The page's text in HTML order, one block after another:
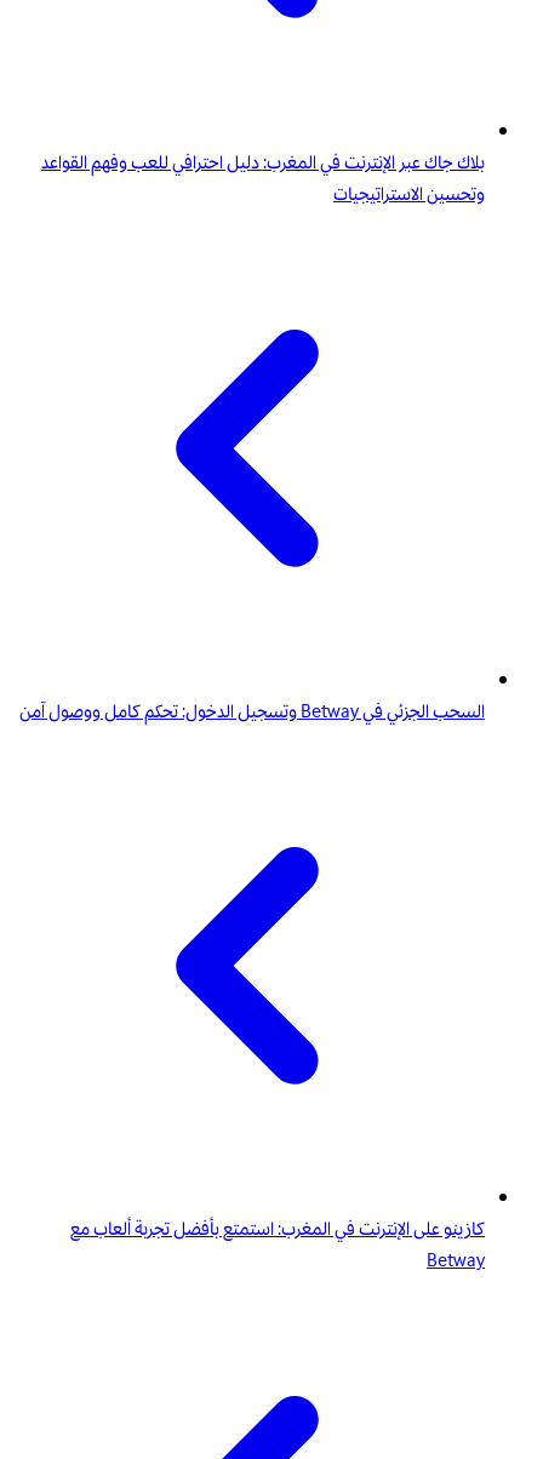
بلاك جاك عبر الإنترنت في المغرب: دليل احترافي للعب وفهم القواعد
وتحسين الاستراتيجيات
السحب الجزئي في Betway وتسجيل الدخول: تحكم كامل ووصول آمن
كازينو على الإنترنت في المغرب: استمتع بأفضل تجربة ألعاب مع
Betway